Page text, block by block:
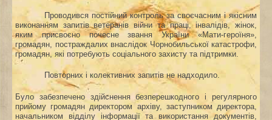
Проводився постійний контроль за своєчасним і якісним
виконанням запитів ветеранів війни та праці, інвалідів, жінок,
яким присвоєно почесне звання України «Мати-героїня»,
громадян, постраждалих внаслідок Чорнобильської катастрофи,
громадян, які потребують соціального захисту та підтримки.
Повторних і колективних запитів не надходило.
Було забезпечено здійснення безперешкодного і регулярного
прийому громадян директором архіву, заступником директора,
начальником відділу інформації та використання документів,